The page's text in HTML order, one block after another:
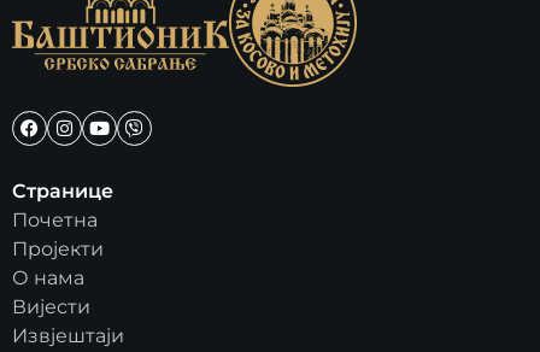
Странице
Почетна
Пројекти
О нама
Вијести
Извјештаји